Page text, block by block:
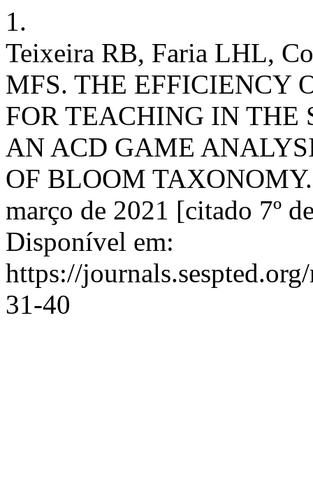
1.
Teixeira RB, Faria LHL,
MFS. THE EFFICIENCY
FOR TEACHING IN
AN ACD GAME
OF BLOOM
março de 2021 [citado 7º
Disponível em:
https://
31-40